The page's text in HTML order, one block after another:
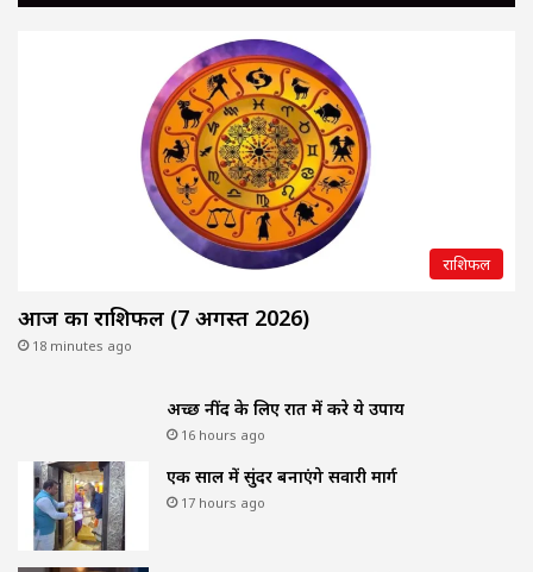
राशिफल
आज का राशिफल (7 अगस्त 2026)
18 minutes ago
अच्छी नींद के लिए रात में करे ये उपाय
16 hours ago
एक साल में सुंदर बनाएंगे सवारी मार्ग
17 hours ago